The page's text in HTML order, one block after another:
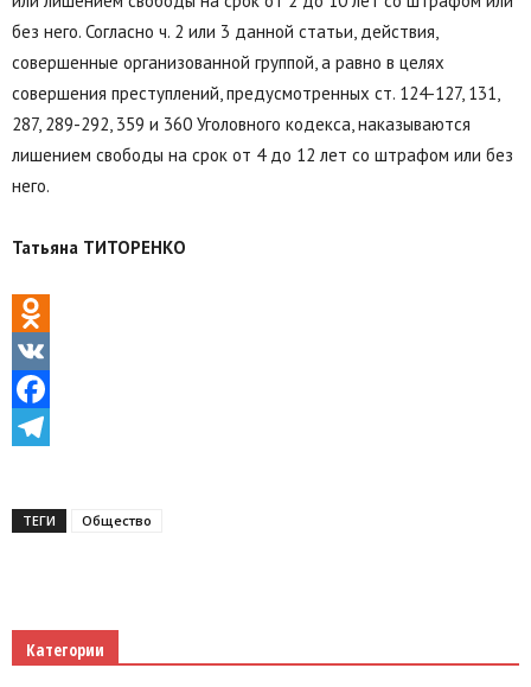
без него. Согласно ч. 2 или 3 данной статьи, действия,
совершенные организованной группой, а равно в целях
совершения преступлений, предусмотренных ст. 124-127, 131,
287, 289-292, 359 и 360 Уголовного кодекса, наказываются
лишением свободы на срок от 4 до 12 лет со штрафом или без
него.
Татьяна ТИТОРЕНКО
Odnoklassniki
VK
Facebook
ТЕГИ Общество
Категории